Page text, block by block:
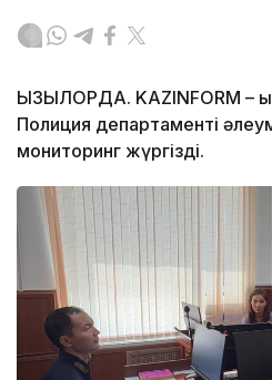
ҚЫЗЫЛОРДА. KAZINFORM –
Полиция департаменті
мониторинг жүргізді.